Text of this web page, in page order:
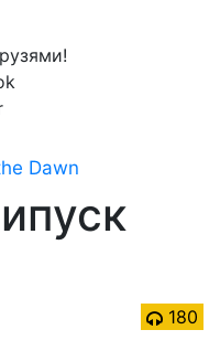
Dawn
180